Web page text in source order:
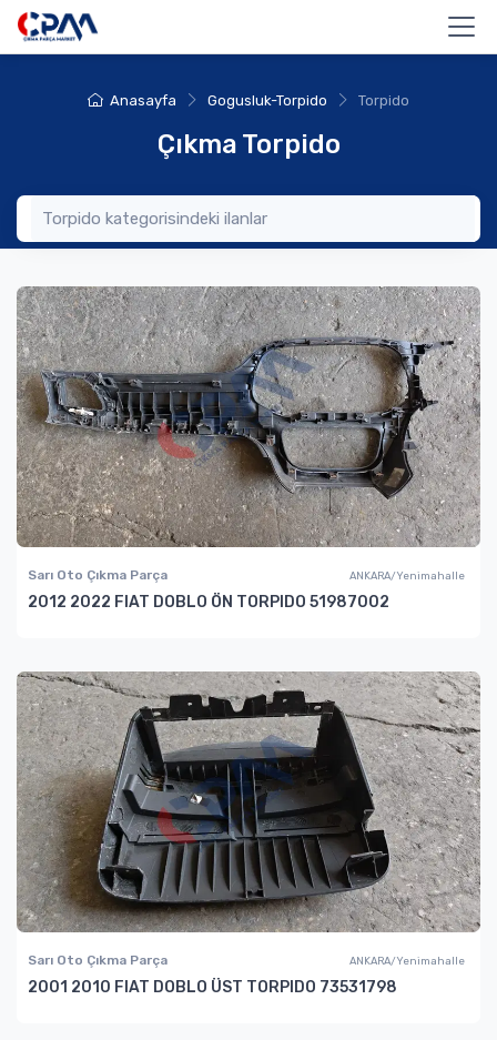
Anasayfa Gogusluk-Torpido Torpido
Çıkma Torpido
Sarı Oto Çıkma Parça ANKARA/Yenimahalle
2012 2022 FIAT DOBLO ÖN TORPIDO 51987002
Sarı Oto Çıkma Parça ANKARA/Yenimahalle
2001 2010 FIAT DOBLO ÜST TORPIDO 73531798